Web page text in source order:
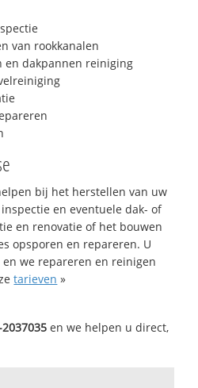
van rookkanalen
en dakpannen reiniging
bij het herstellen van uw
en eventuele dak- of
en renovatie of het bouwen
opsporen en repareren. U
we repareren en reinigen
tarieven »
en we helpen u direct,